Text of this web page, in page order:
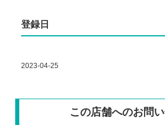
登録日
2023-04-25
この店舗へのお問